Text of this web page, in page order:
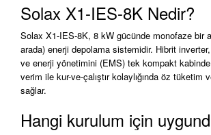
Solax X1-IES-8K Nedir?
Solax X1-IES-8K, 8 kW gücünde monofaze bir
arada) enerji depolama sistemidir. Hibrit
ve enerji yönetimini (EMS) tek kompakt
verim ile kur-ve-çalıştır kolaylığında öz tüketim
sağlar.
Hangi kurulum için